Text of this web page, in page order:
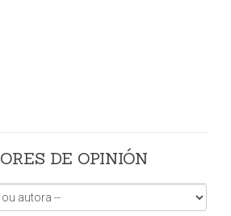
DE OPINIÓN